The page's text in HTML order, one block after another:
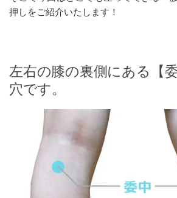
押しをご紹介いたします！
左右の膝の裏側にある【
穴です。